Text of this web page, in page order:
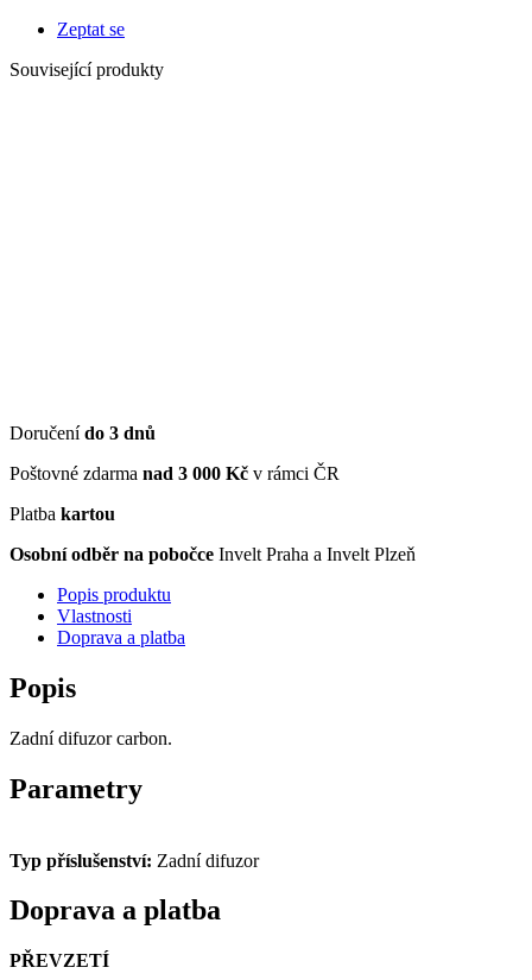
Zeptat se
Související produkty
Doručenído 3 dnů
Poštovné zdarma nad 3 000 Kč v rámci ČR
Platba kartou
Osobní odběr na pobočce Invelt Praha a Invelt Plzeň
Popis produktu
Vlastnosti
Doprava a platba
Popis
Zadní difuzor carbon.
Parametry
Typ příslušenství: Zadní difuzor
Doprava a platba
PŘEVZETÍ